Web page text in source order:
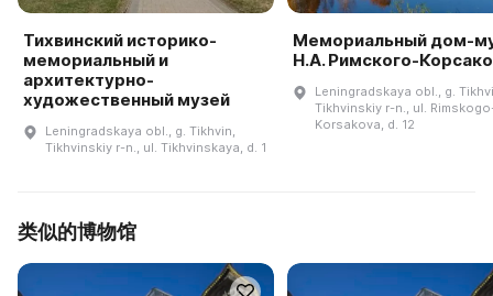
Тихвинский историко-
мемориальный и
архитектурно-
художественный музей
Leningradskaya obl., g. Tikhvin,
Tikhvinskiy r-n., ul. Tikhvinskaya, d. 1
Мемориальный дом-
Н.А. Римского-
Leningradskaya obl., g.
Tikhvinskiy r-n., ul.
Korsakova, d. 12
类似的博物馆